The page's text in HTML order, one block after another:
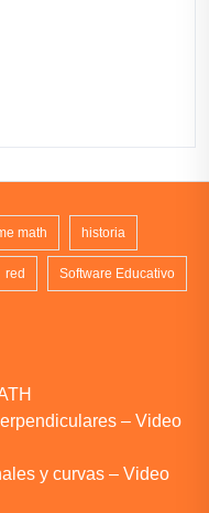
math historia
red Software Educativo
– Video
y curvas – Video